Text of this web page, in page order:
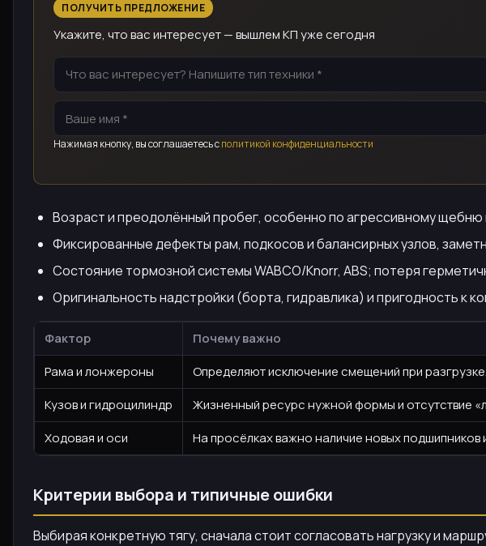
ПОЛУЧИТЬ ПРЕДЛОЖЕНИЕ
Укажите, что вас интересует — вышлем КП уже сегодня
Нажимая кнопку, вы соглашаетесь сполитикой конфиденциальности
Возраст и преодолённый пробег, особенно по агрессивному щебню
Фиксированные дефекты рам, подкосов и балансирных узлов,
Состояние тормозной системы WABCO/Knorr, ABS; потеря
Оригинальность надстройки (борта, гидравлика) и пригодность к
Фактор Почему важно
Рама и лонжероны
Определяют исключение смещений при разгрузке.
Кузов и гидроцилиндр
Жизненный ресурс нужной формы и отсутствие
Ходовая и оси
На просёлках важно наличие новых подшипников
Критерии выбора и типичные ошибки
Выбирая конкретную тягу, сначала стоит согласовать нагрузку и